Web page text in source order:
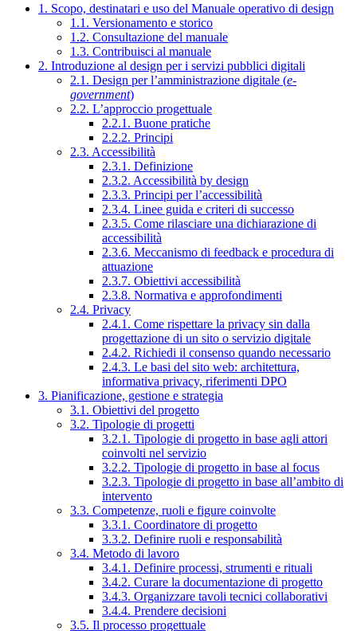
1. Scopo, destinatari e uso del Manuale operativo di design
1.1. Versionamento e storico
1.2. Consultazione del manuale
1.3. Contribuisci al manuale
2. Introduzione al design per i servizi pubblici digitali
2.1. Design per l’amministrazione digitale (e-
government)
2.2. L’approccio progettuale
2.2.1. Buone pratiche
2.2.2. Principi
2.3. Accessibilità
2.3.1. Definizione
2.3.2. Accessibilità by design
2.3.3. Principi per l’accessibilità
2.3.4. Linee guida e criteri di successo
2.3.5. Come rilasciare una dichiarazione di
accessibilità
2.3.6. Meccanismo di feedback e procedura di
attuazione
2.3.7. Obiettivi accessibilità
2.3.8. Normativa e approfondimenti
2.4. Privacy
2.4.1. Come rispettare la privacy sin dalla
progettazione di un sito o servizio digitale
2.4.2. Richiedi il consenso quando necessario
2.4.3. Le basi del sito web: architettura,
informativa privacy, riferimenti DPO
3. Pianificazione, gestione e strategia
3.1. Obiettivi del progetto
3.2. Tipologie di progetti
3.2.1. Tipologie di progetto in base agli attori
coinvolti nel servizio
3.2.2. Tipologie di progetto in base al focus
3.2.3. Tipologie di progetto in base all’ambito di
intervento
3.3. Competenze, ruoli e figure coinvolte
3.3.1. Coordinatore di progetto
3.3.2. Definire ruoli e responsabilità
3.4. Metodo di lavoro
3.4.1. Definire processi, strumenti e rituali
3.4.2. Curare la documentazione di progetto
3.4.3. Organizzare tavoli tecnici collaborativi
3.4.4. Prendere decisioni
3.5. Il processo progettuale